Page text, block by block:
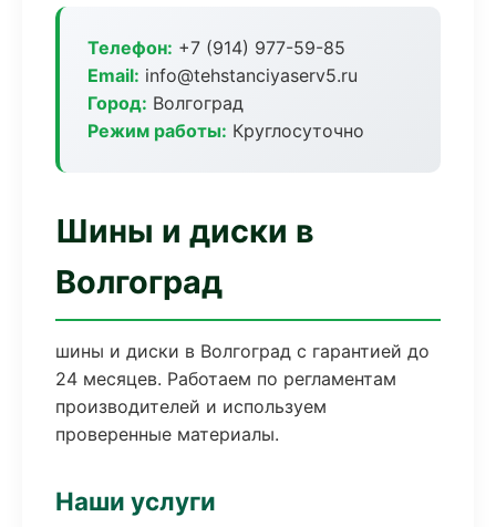
Телефон: +7 (914) 977-59-85
Email: info@tehstanciyaserv5.ru
Город: Волгоград
Режим работы: Круглосуточно
Шины и диски в
Волгоград
шины и диски в Волгоград с гарантией до
24 месяцев. Работаем по регламентам
производителей и используем
проверенные материалы.
Наши услуги